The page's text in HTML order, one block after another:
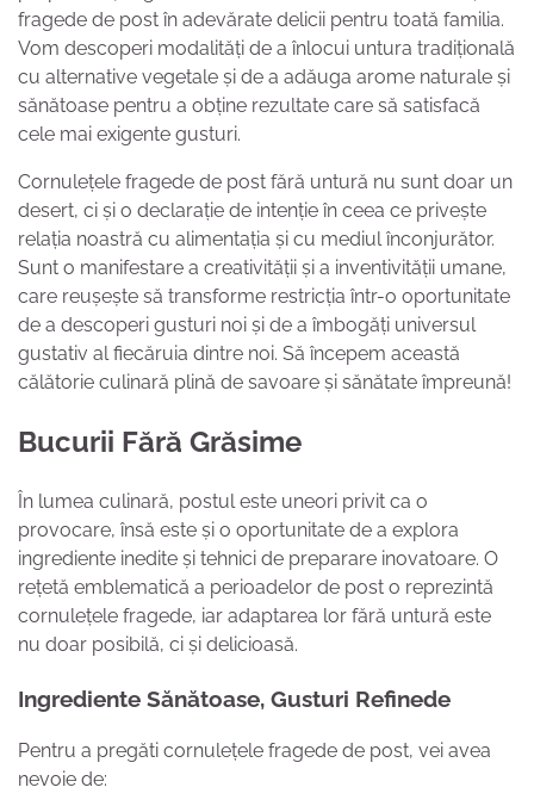
fragede de post în adevărate delicii pentru toată familia.
Vom descoperi modalități de a înlocui untura tradițională
cu alternative vegetale și de a adăuga arome naturale și
sănătoase pentru a obține rezultate care să satisfacă
cele mai exigente gusturi.
Cornulețele fragede de post fără untură nu sunt doar un
desert, ci și o declarație de intenție în ceea ce privește
relația noastră cu alimentația și cu mediul înconjurător.
Sunt o manifestare a creativității și a inventivității umane,
care reușește să transforme restricția într-o oportunitate
de a descoperi gusturi noi și de a îmbogăți universul
gustativ al fiecăruia dintre noi. Să începem această
călătorie culinară plină de savoare și sănătate împreună!
Bucurii Fără Grăsime
În lumea culinară, postul este uneori privit ca o
provocare, însă este și o oportunitate de a explora
ingrediente inedite și tehnici de preparare inovatoare. O
rețetă emblematică a perioadelor de post o reprezintă
cornulețele fragede, iar adaptarea lor fără untură este
nu doar posibilă, ci și delicioasă.
Ingrediente Sănătoase, Gusturi Refinede
Pentru a pregăti cornulețele fragede de post, vei avea
nevoie de: